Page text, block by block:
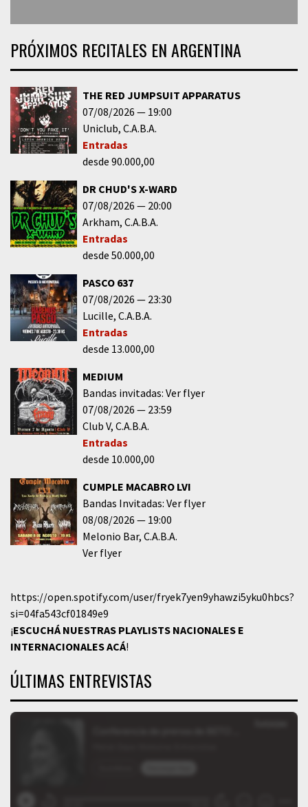
PRÓXIMOS RECITALES EN ARGENTINA
THE RED JUMPSUIT APPARATUS
07/08/2026
19:00
Uniclub C.A.B.A.
Entradas
desde 90.000,00
DR CHUD'S X-WARD
07/08/2026
20:00
Arkham C.A.B.A.
Entradas
desde 50.000,00
PASCO 637
07/08/2026
23:30
Lucille C.A.B.A.
Entradas
desde 13.000,00
MEDIUM
Bandas invitadas: Ver flyer
07/08/2026
23:59
Club V C.A.B.A.
Entradas
desde 10.000,00
CUMPLE MACABRO LVI
Bandas Invitadas: Ver flyer
08/08/2026
19:00
Melonio Bar C.A.B.A.
Ver flyer
https://open.spotify.com/user/fryek7yen9yhawzi5yku0hbcs?
si=04fa543cf01849e9
¡ESCUCHÁ NUESTRAS PLAYLISTS NACIONALES E
INTERNACIONALESACÁ!
ÚLTIMAS ENTREVISTAS